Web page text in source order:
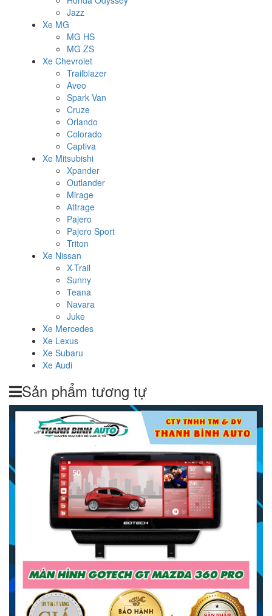
Jazz
Xe MG
MG HS
MG ZS
Xe Chevrolet
Trailblazer
Aveo
Spark Van
Cruze
Orlando
Colorado
Captiva
Xe Mitsubishi
Xpander
Outlander
Mirage
Attrage
Pajero
Pajero Sport
Triton
Xe Nissan
X-Trail
Sunny
Teana
Navara
Juke
Xe Mercedes
Xe Lexus
Xe Subaru
Xe Audi
Sản phẩm tương tự